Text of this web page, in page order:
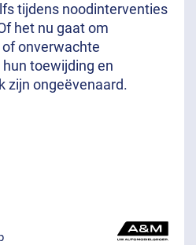
tijdens noodinterventies
het nu gaat om
onverwachte
toewijding en
zijn ongeëvenaard.